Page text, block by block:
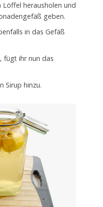
Löffel herausholen und
geben.
in das Gefäß
fügt ihr nun das
Sirup hinzu.